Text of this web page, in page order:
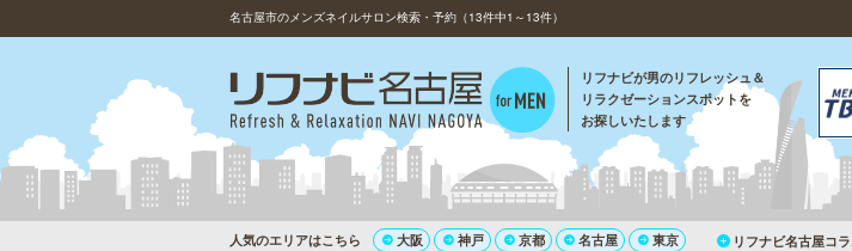
名古屋市のメンズネイルサロン検索・予約（13件中1～13件）
リフナビが男のリフレッシュ＆
リラクゼーションスポットを
お探しいたします
人気のエリアはこちら 大阪 神戸 京都 名古屋 東京 リフナビ名古屋コ